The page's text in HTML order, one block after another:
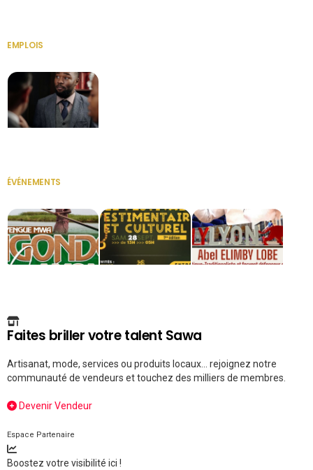
EMPLOIS
ÉVÉNEMENTS
Faites briller votre talent Sawa
Artisanat, mode, services ou produits locaux... rejoignez notre
communauté de vendeurs et touchez des milliers de membres.
Devenir Vendeur
Espace Partenaire
Boostez votre visibilité ici !